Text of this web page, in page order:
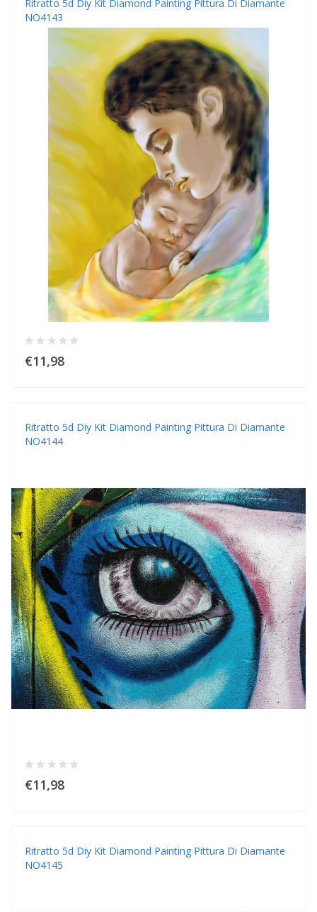
Ritratto 5d Diy Kit Diamond Painting Pittura Di Diamante
NO4143
€11,98
Ritratto 5d Diy Kit Diamond Painting Pittura Di Diamante
NO4144
€11,98
Ritratto 5d Diy Kit Diamond Painting Pittura Di Diamante
NO4145